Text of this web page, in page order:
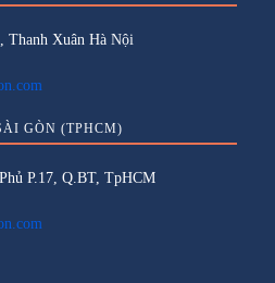
Thanh Xuân Hà Nội
GÒN (TPHCM)
P.17, Q.BT, TpHCM